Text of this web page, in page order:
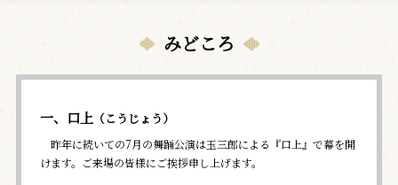
みどころ
一、口上 （こうじょう）
昨年に続いての7月の舞踊公演は玉三郎による『口上』で幕を開
けます。ご来場の皆様にご挨拶申し上げます。